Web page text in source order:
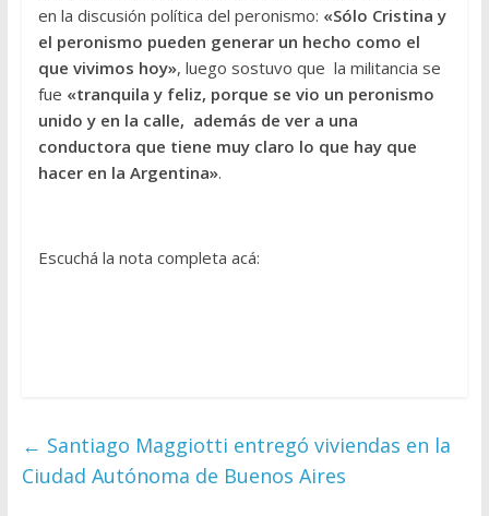
en la discusión política del peronismo: «Sólo Cristina y
el peronismo pueden generar un hecho como el
que vivimos hoy», luego sostuvo que la militancia se
fue «tranquila y feliz, porque se vio un peronismo
unido y en la calle, además de ver a una
conductora que tiene muy claro lo que hay que
hacer en la Argentina».
Escuchá la nota completa acá:
← Santiago Maggiotti entregó viviendas en la
Ciudad Autónoma de Buenos Aires